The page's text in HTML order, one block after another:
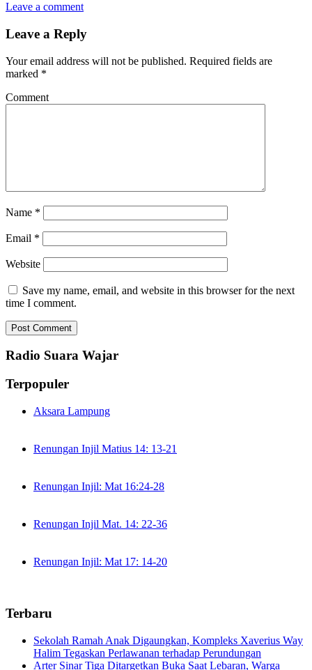
Leave a comment
Leave a Reply
Your email address will not be published. Required fields are
marked *
Comment
Name *
Email *
Website
Save my name, email, and website in this browser for the next
time I comment.
Radio Suara Wajar
Terpopuler
Aksara Lampung
Renungan Injil Matius 14: 13-21
Renungan Injil: Mat 16:24-28
Renungan Injil Mat. 14: 22-36
Renungan Injil: Mat 17: 14-20
Terbaru
Sekolah Ramah Anak Digaungkan, Kompleks Xaverius Way
Halim Tegaskan Perlawanan terhadap Perundungan
Arter Sinar Tiga Ditargetkan Buka Saat Lebaran, Warga